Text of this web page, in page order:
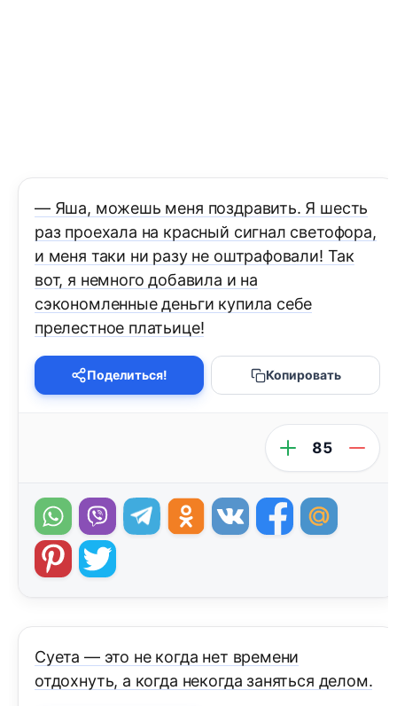
— Яша, можешь меня поздравить. Я шесть
раз проехала на красный сигнал светофора,
и меня таки ни разу не оштрафовали! Так
вот, я немного добавила и на
сэкономленные деньги купила себе
прелестное платьице!
Поделиться! Копировать
85
Суета — это не когда нет времени
отдохнуть, а когда некогда заняться делом.